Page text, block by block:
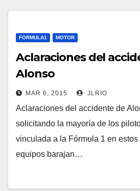
FORMULA1 MOTOR
Aclaraciones del
Alonso
MAR 6, 2015 JLRIO
Aclaraciones del accidente de
solicitando la mayoría de los
vinculada a la Fórmula 1 en
equipos barajan…